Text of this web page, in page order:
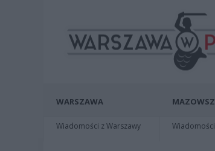
WARSZAWA
Wiadomości z Warszawy